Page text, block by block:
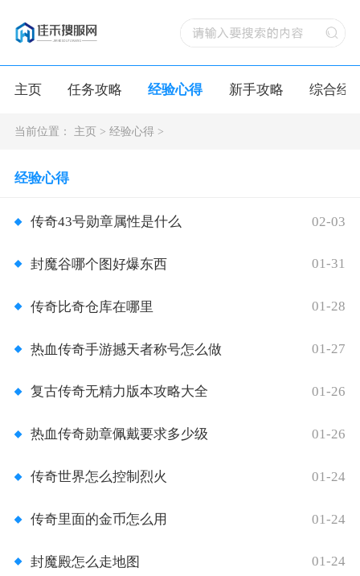
主页 任务攻略 经验心得 新手攻略 综合经
当前位置： 主页> 经验心得>
经验心得
传奇43号勋章属性是什么 02-03
封魔谷哪个图好爆东西 01-31
传奇比奇仓库在哪里 01-28
热血传奇手游撼天者称号怎么做 01-27
复古传奇无精力版本攻略大全 01-26
热血传奇勋章佩戴要求多少级 01-26
传奇世界怎么控制烈火 01-24
传奇里面的金币怎么用 01-24
封魔殿怎么走地图 01-24